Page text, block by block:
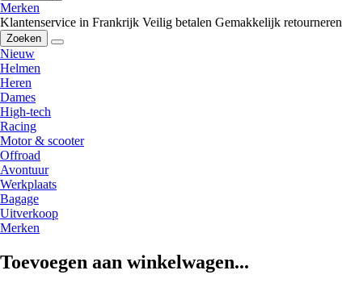
Merken
Klantenservice in Frankrijk Veilig betalen Gemakkelijk retourneren
Zoeken
Nieuw
Helmen
Heren
Dames
High-tech
Racing
Motor & scooter
Offroad
Avontuur
Werkplaats
Bagage
Uitverkoop
Merken
Toevoegen aan winkelwagen...